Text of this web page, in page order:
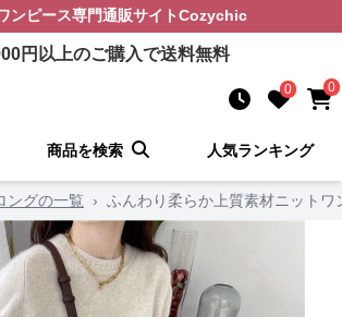
ンピース専門通販サイトCozychic
円以上のご購入で送料無料
0 0
商品を検索 人気ランキング
ングの一覧 › ふんわり柔らか上質素材ニットワ